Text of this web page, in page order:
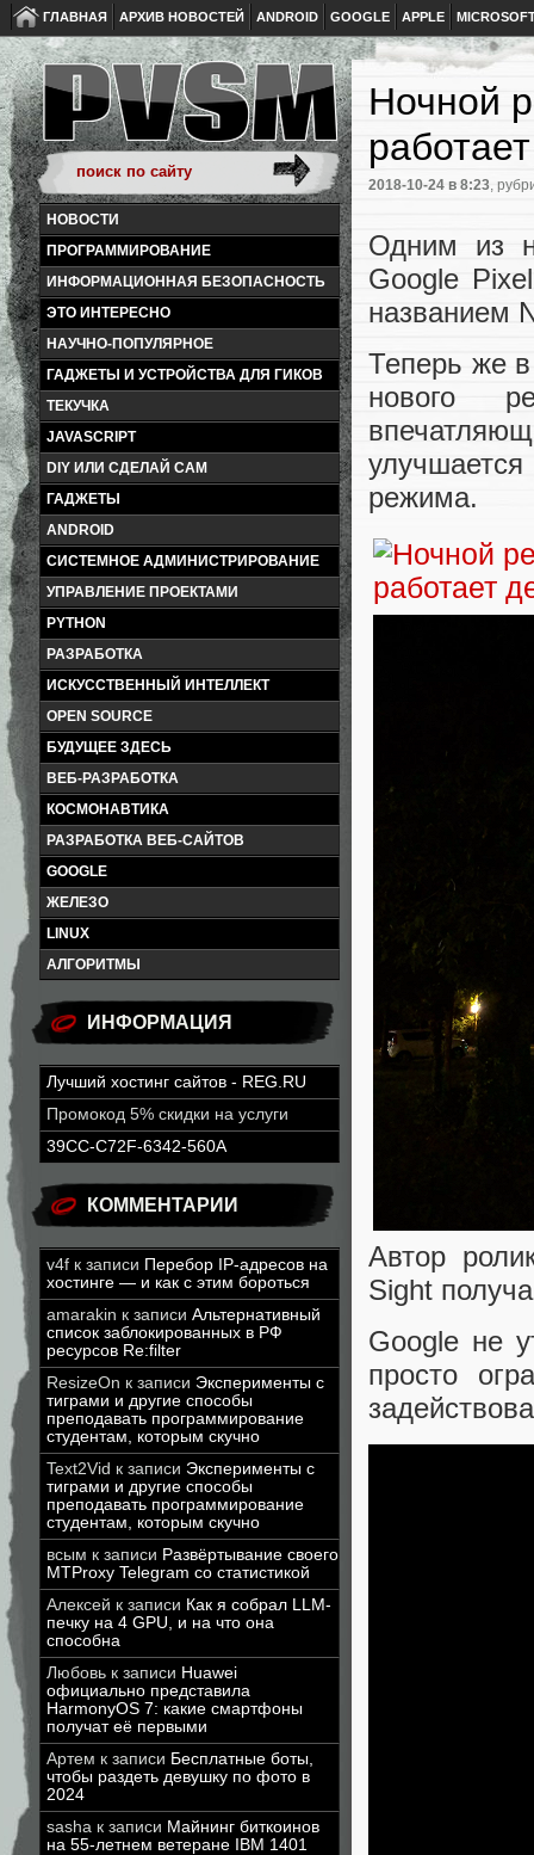
ГЛАВНАЯ АРХИВ НОВОСТЕЙ ANDROID GOOGLE APPLE
НОВОСТИ
ПРОГРАММИРОВАНИЕ
ИНФОРМАЦИОННАЯ БЕЗОПАСНОСТЬ
ЭТО ИНТЕРЕСНО
НАУЧНО-ПОПУЛЯРНОЕ
ГАДЖЕТЫ И УСТРОЙСТВА ДЛЯ ГИКОВ
ТЕКУЧКА
JAVASCRIPT
DIY ИЛИ СДЕЛАЙ САМ
ГАДЖЕТЫ
ANDROID
СИСТЕМНОЕ АДМИНИСТРИРОВАНИЕ
УПРАВЛЕНИЕ ПРОЕКТАМИ
PYTHON
РАЗРАБОТКА
ИСКУССТВЕННЫЙ ИНТЕЛЛЕКТ
OPEN SOURCE
БУДУЩЕЕ ЗДЕСЬ
ВЕБ-РАЗРАБОТКА
КОСМОНАВТИКА
РАЗРАБОТКА ВЕБ-САЙТОВ
GOOGLE
ЖЕЛЕЗО
LINUX
АЛГОРИТМЫ
ИНФОРМАЦИЯ
Лучший хостинг сайтов - REG.RU
Промокод 5% скидки на услуги
39CC-C72F-6342-560A
КОММЕНТАРИИ
v4f к записи Перебор IP-адресов на
хостинге — и как с этим бороться
amarakin к записи Альтернативный
список заблокированных в РФ
ресурсов Re:filter
ResizeOn к записи Эксперименты с
тиграми и другие способы
преподавать программирование
студентам, которым скучно
Text2Vid к записи Эксперименты с
тиграми и другие способы
преподавать программирование
студентам, которым скучно
всым к записи Развёртывание своего
MTProxy Telegram со статистикой
Алексей к записи Как я собрал LLM-
печку на 4 GPU, и на что она
способна
Любовь к записи Huawei
официально представила
HarmonyOS 7: какие смартфоны
получат её первыми
Артем к записи Бесплатные боты,
чтобы раздеть девушку по фото в
2024
sasha к записи Майнинг биткоинов
на 55-летнем ветеране IBM 1401
Ночной
2018-10-24 в 8:23,
Одним из
Google
названием
Теперь же в
нового
режима.
Автор
Sight
Google не
просто